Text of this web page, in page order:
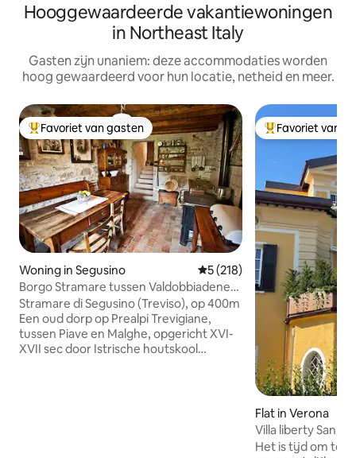
Hooggewaardeerde vakantiewoningen
in Northeast Italy
Gasten zijn unaniem: deze accommodaties worden
hoog gewaardeerd voor hun locatie, netheid en meer.
Topfavoriet van gasten
Favoriet van gasten
Woning in Segusino Gemiddelde beoordeling
5 (218)
Borgo Stramare tussen Valdobbiadene
en Segusino
Stramare di Segusino (Treviso), op 400m
Een oud dorp op Prealpi Trevigiane,
tussen Piave en Malghe, opgericht XVI-
XVII sec door Istrische houtskool
Topfavoriet van
Favoriet van
Flat in Verona
Villa liberty San
Het is tijd om te